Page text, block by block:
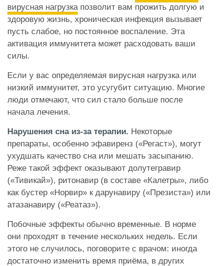
вирусная нагрузка позволит вам прожить долгую и
здоровую жизнь, хроническая инфекция вызывает
пусть слабое, но постоянное воспаление. Эта
активация иммунитета может расходовать ваши
силы.
Если у вас определяемая вирусная нагрузка или
низкий иммунитет, это усугубит ситуацию. Многие
люди отмечают, что сил стало больше после
начала лечения.
Нарушения сна из-за терапии. Некоторые
препараты, особенно эфавиренз («Регаст»), могут
ухудшать качество сна или мешать засыпанию.
Реже такой эффект оказывают долутегравир
(«Тивикай»), ритонавир (в составе «Калетры», либо
как бустер «Норвир» к дарунавиру («Презиста») или
атазанавиру («Реатаз»).
Побочные эффекты обычно временные. В норме
они проходят в течение нескольких недель. Если
этого не случилось, поговорите с врачом: иногда
достаточно изменить время приёма, в других